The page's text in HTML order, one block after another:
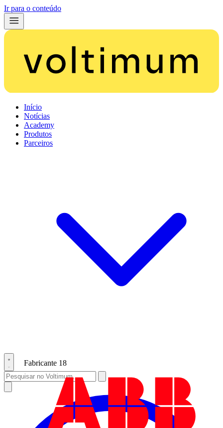
Ir para o conteúdo
Início
Notícias
Academy
Produtos
Parceiros
Fabricante 18